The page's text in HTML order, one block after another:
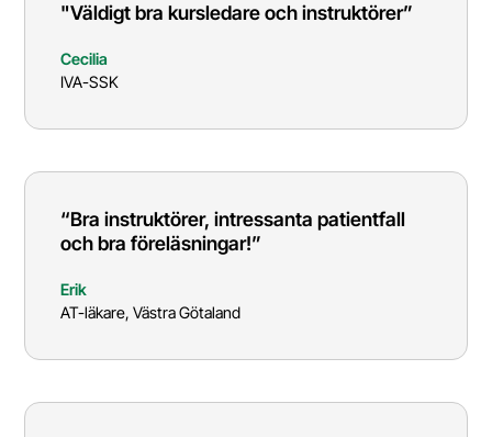
"Väldigt bra kursledare och instruktörer”
Cecilia
IVA-SSK
“Bra instruktörer, intressanta patientfall
och bra föreläsningar!”
Erik
AT-läkare, Västra Götaland